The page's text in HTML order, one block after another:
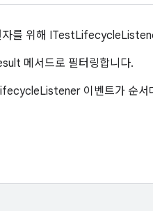
자를 위해
메서드로 필터링합니다.
이벤트가 순서